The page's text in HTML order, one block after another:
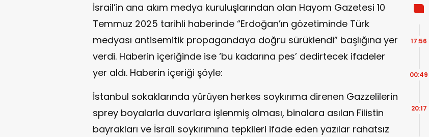
İsrail’in ana akım medya kuruluşlarından olan Hayom Gazetesi 10
Temmuz 2025 tarihli haberinde “Erdoğan’ın gözetiminde Türk
medyası antisemitik propagandaya doğru sürüklendi” başlığına yer
verdi. Haberin içeriğinde ise ‘bu kadarına pes’ dedirtecek ifadeler
yer aldı. Haberin içeriği şöyle:
İstanbul sokaklarında yürüyen herkes soykırıma direnen Gazzelilerin
sprey boyalarla duvarlara işlenmiş olması, binalara asılan Filistin
bayrakları ve İsrail soykırımına tepkileri ifade eden yazılar rahatsız
17:56
00:49
20:17